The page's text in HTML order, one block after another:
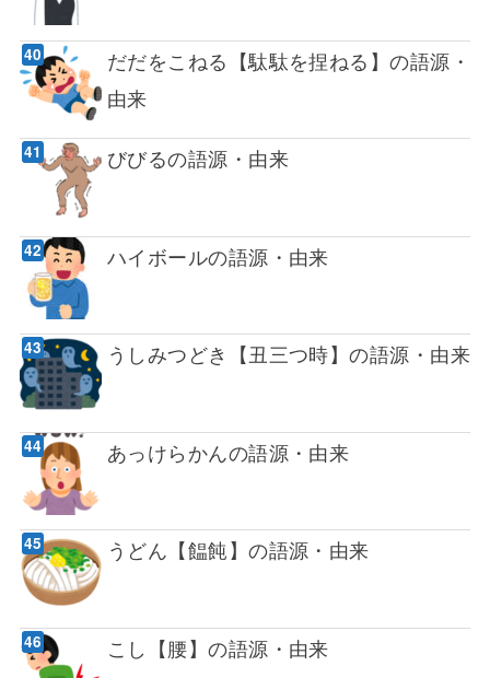
だだをこねる【駄駄を捏ねる】の語源・
由来
びびるの語源・由来
ハイボールの語源・由来
うしみつどき【丑三つ時】の語源・由来
あっけらかんの語源・由来
うどん【饂飩】の語源・由来
こし【腰】の語源・由来